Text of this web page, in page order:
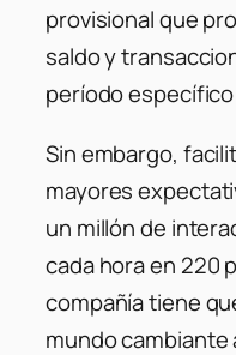
provisional que
saldo y
período
Sin embargo,
mayores
un millón de
cada hora en 220
compañía tiene
mundo cambiante